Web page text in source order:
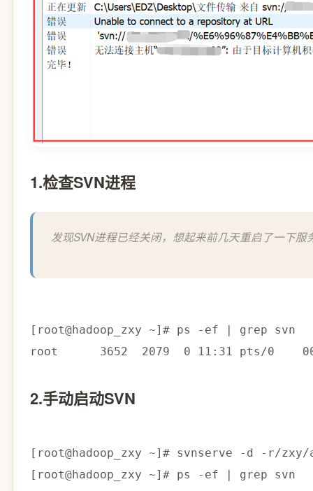
1.检查SVN进程
发现SVN进程已经关闭，想起来前几天重启了一下
[ root@hadoop_zxy ~] # ps -ef | grep svn
root 3652 2079 0 11 :31 pts/0
2.手动启动SVN
[ root@hadoop_zxy ~] # svnserve -d -r/zxy/
[ root@hadoop_zxy ~] # ps -ef | grep svn